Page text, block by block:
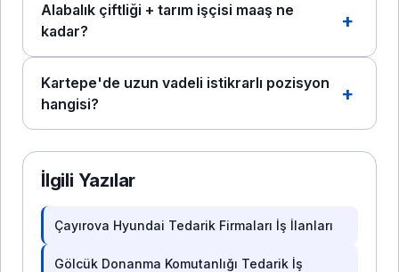
Alabalık çiftliği + tarım işçisi maaş ne
kadar?
Kartepe'de uzun vadeli istikrarlı pozisyon
hangisi?
İlgili Yazılar
Çayırova Hyundai Tedarik Firmaları İş İlanları
Gölcük Donanma Komutanlığı Tedarik İş